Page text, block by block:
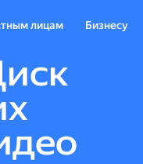
лицам Бизнесу